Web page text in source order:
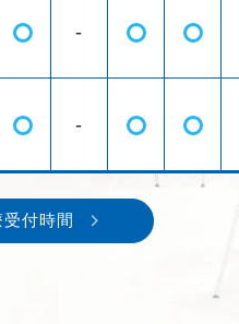
◯
-
◯ ◯
◯
-
◯ ◯
受付時間